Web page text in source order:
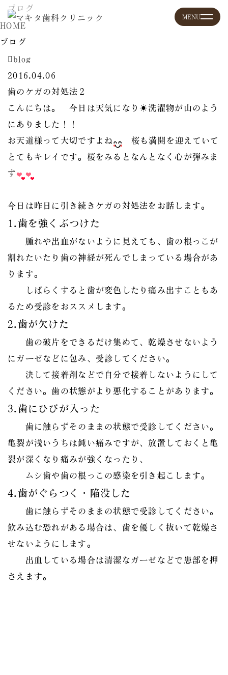
ブログ
HOME
ブログ
blog
2016.04.06
歯のケガの対処法２
こんにちは。 今日は天気になり☀洗濯物が山のよう
にありました！！
お天道様って大切ですよね
桜も満開を迎えていて
とてもキレイです。桜をみるとなんとなく心が弾みま
す
今日は昨日に引き続きケガの対処法をお話します。
1.歯を強くぶつけた
腫れや出血がないように見えても、歯の根っこが
割れたいたり歯の神経が死んでしまっている場合があ
ります。
しばらくすると歯が変色したり痛み出すこともあ
るため受診をおススメします。
2.歯が欠けた
歯の破片をできるだけ集めて、乾燥させないよう
にガーゼなどに包み、受診してください。
決して接着剤などで自分で接着しないようにして
ください。歯の状態がより悪化することがあります。
3.歯にひびが入った
歯に触らずそのままの状態で受診してください。
亀裂が浅いうちは鈍い痛みですが、放置しておくと亀
裂が深くなり痛みが強くなったり、
ムシ歯や歯の根っこの感染を引き起こします。
4.歯がぐらつく・陥没した
歯に触らずそのままの状態で受診してください。
飲み込む恐れがある場合は、歯を優しく抜いて乾燥さ
せないようにします。
出血している場合は清潔なガーゼなどで患部を押
さえます。